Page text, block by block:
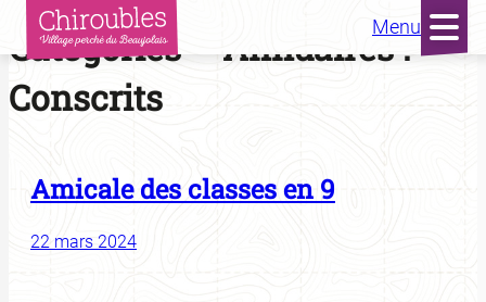
Aller
au
contenu
Menu
Catégories – Annuaires :
Conscrits
Amicale des classes en 9
22 mars 2024